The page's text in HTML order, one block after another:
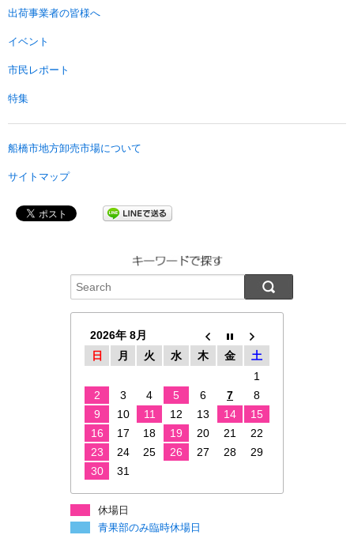
出荷事業者の皆様へ
イベント
市民レポート
特集
船橋市地方卸売市場について
サイトマップ
2026年 8月
日
月 火 水 木 金
土
1
2
3 4 5 6 7
8
9
10 11 12 13 14
15
16
17 18 19 20 21
22
23
24 25 26 27 28
29
30
31
休場日
青果部のみ臨時休場日